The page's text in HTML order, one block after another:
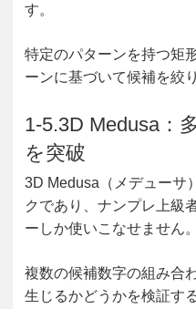
す。
特定のパターンを持つ矩
ーンに基づいて候補を絞
1-5.3D Medusa：
を突破
3D Medusa（メデューサ
クであり、ナンプレ上級
ーしか使いこなせません。
複数の候補数字の組み合
生じるかどうかを検証す